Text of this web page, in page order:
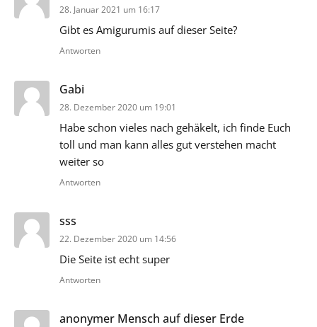
28. Januar 2021 um 16:17
Gibt es Amigurumis auf dieser Seite?
Antworten
Gabi
28. Dezember 2020 um 19:01
Habe schon vieles nach gehäkelt, ich finde Euch
toll und man kann alles gut verstehen macht
weiter so
Antworten
sss
22. Dezember 2020 um 14:56
Die Seite ist echt super
Antworten
anonymer Mensch auf dieser Erde